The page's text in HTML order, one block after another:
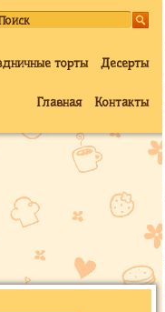
торты Десерты
Главная Контакты